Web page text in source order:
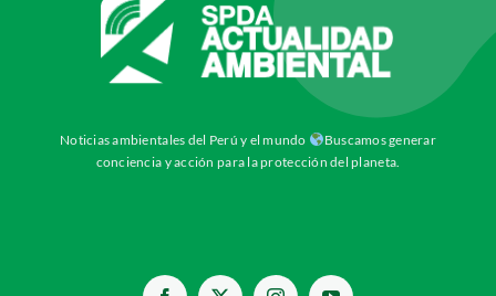
Noticias ambientales del Perú y el mundo
Buscamos generar
conciencia y acción para la protección del planeta.